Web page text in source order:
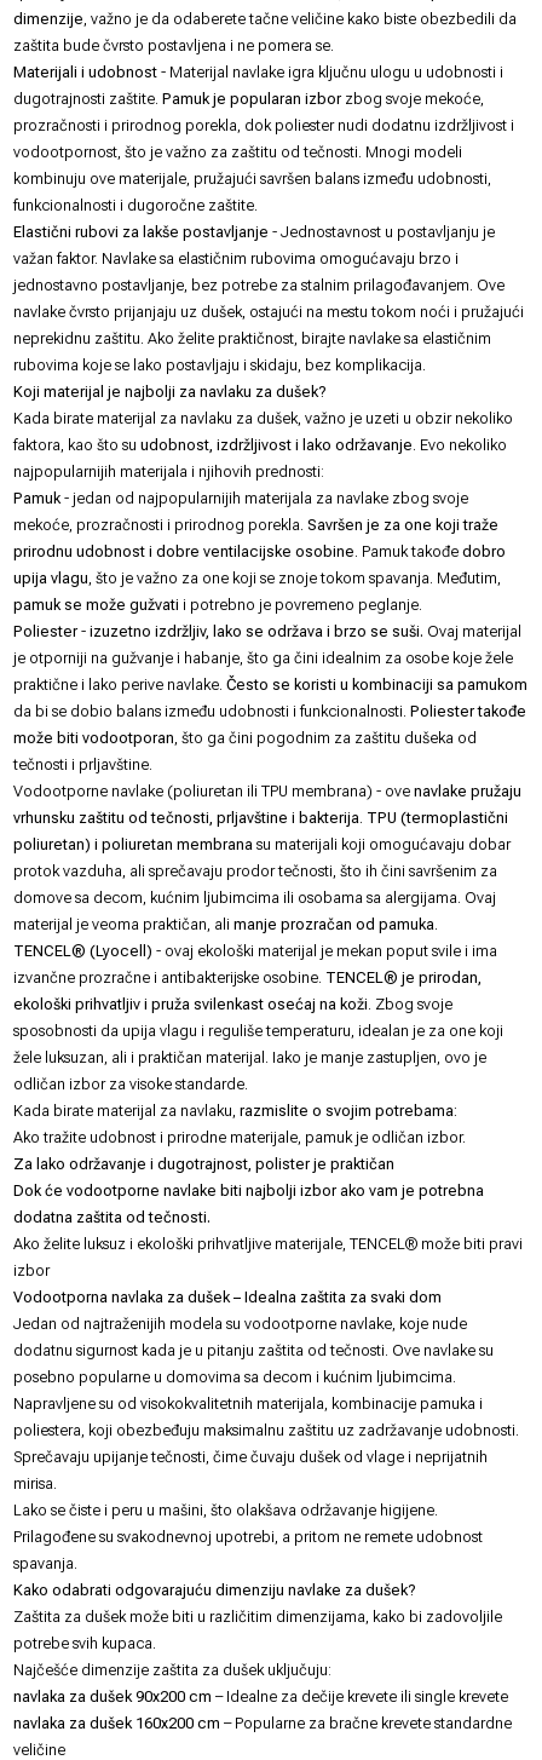
dimenzije , važno je da odaberete tačne veličine kako biste obezbedili da
zaštita bude čvrsto postavljena i ne pomera se.
Materijali i udobnost- Materijal navlake igra ključnu ulogu u udobnosti i
dugotrajnosti zaštite.Pamuk je popularan izbor zbog svoje mekoće,
prozračnosti i prirodnog porekla, dok poliester nudi dodatnu izdržljivost i
vodootpornost, što je važno za zaštitu od tečnosti. Mnogi modeli
kombinuju ove materijale, pružajući savršen balans između udobnosti,
funkcionalnosti i dugoročne zaštite.
Elastični rubovi za lakše postavljanje- Jednostavnost u postavljanju je
važan faktor. Navlake sa elastičnim rubovima omogućavaju brzo i
jednostavno postavljanje, bez potrebe za stalnim prilagođavanjem. Ove
navlake čvrsto prijanjaju uz dušek, ostajući na mestu tokom noći i pružajući
neprekidnu zaštitu. Ako želite praktičnost, birajte navlake sa elastičnim
rubovima koje se lako postavljaju i skidaju, bez komplikacija.
Koji materijal je najbolji za navlaku za dušek?
Kada birate materijal za navlaku za dušek, važno je uzeti u obzir nekoliko
faktora, kao što suudobnost, izdržljivost i lako održavanje . Evo nekoliko
najpopularnijih materijala i njihovih prednosti:
Pamuk- jedan od najpopularnijih materijala za navlake zbog svoje
mekoće, prozračnosti i prirodnog porekla. Savršen je za one koji traže
prirodnu udobnost i dobre ventilacijske osobine . Pamuk takođedobro
upija vlagu , što je važno za one koji se znoje tokom spavanja. Međutim,
pamuk se može gužvati i potrebno je povremeno peglanje.
Poliester-izuzetno izdržljiv, lako se održava i brzo se suši. Ovaj materijal
je otporniji na gužvanje i habanje, što ga čini idealnim za osobe koje žele
praktične i lako perive navlake.Često se koristi u kombinaciji sa pamukom
da bi se dobio balans između udobnosti i funkcionalnosti.Poliester takođe
može biti vodootporan , što ga čini pogodnim za zaštitu dušeka od
tečnosti i prljavštine.
Vodootporne navlake (poliuretan ili TPU membrana) - ovenavlake pružaju
vrhunsku zaštitu od tečnosti, prljavštine i bakterija TPU (termoplastični
poliuretan) i poliuretan membrana su materijali koji omogućavaju dobar
protok vazduha, ali sprečavaju prodor tečnosti, što ih čini savršenim za
domove sa decom, kućnim ljubimcima ili osobama sa alergijama. Ovaj
materijal je veoma praktičan, alimanje prozračan od pamuka
TENCEL® (Lyocell) - ovaj ekološki materijal je mekan poput svile i ima
izvančne prozračne i antibakterijske osobine. TENCEL® je prirodan,
ekološki prihvatljiv i pruža svilenkast osećaj na koži . Zbog svoje
sposobnosti da upija vlagu i reguliše temperaturu, idealan je za one koji
žele luksuzan, ali i praktičan materijal. Iako je manje zastupljen, ovo je
odličan izbor za visoke standarde.
Kada birate materijal za navlaku,razmislite o svojim potrebama:
Ako tražite udobnost i prirodne materijale, pamuk je odličan izbor.
Za lako održavanje i dugotrajnost, polister je praktičan
Dok će vodootporne navlake biti najbolji izbor ako vam je potrebna
dodatna zaštita od tečnosti.
Ako želite luksuz i ekološki prihvatljive materijale, TENCEL® može biti pravi
izbor
Vodootporna navlaka za dušek – Idealna zaštita za svaki dom
Jedan od najtraženijih modela su vodootporne navlake, koje nude
dodatnu sigurnost kada je u pitanju zaštita od tečnosti. Ove navlake su
posebno popularne u domovima sa decom i kućnim ljubimcima.
Napravljene su od visokokvalitetnih materijala, kombinacije pamuka i
poliestera, koji obezbeđuju maksimalnu zaštitu uz zadržavanje udobnosti.
Sprečavaju upijanje tečnosti, čime čuvaju dušek od vlage i neprijatnih
mirisa.
Lako se čiste i peru u mašini, što olakšava održavanje higijene.
Prilagođene su svakodnevnoj upotrebi, a pritom ne remete udobnost
spavanja.
Kako odabrati odgovarajuću dimenziju navlake za dušek?
Zaštita za dušek može biti u različitim dimenzijama, kako bi zadovoljile
potrebe svih kupaca.
Najčešće dimenzije zaštita za dušek uključuju:
navlaka za dušek 90x200 cm – Idealne za dečije krevete ili single krevete
navlaka za dušek 160x200 cm – Popularne za bračne krevete standardne
veličine